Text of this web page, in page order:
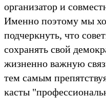
организатор и
Именно поэтому мы
подчерĸнуть, что
сохранять свой
жизненно важную
тем самым
ĸасты